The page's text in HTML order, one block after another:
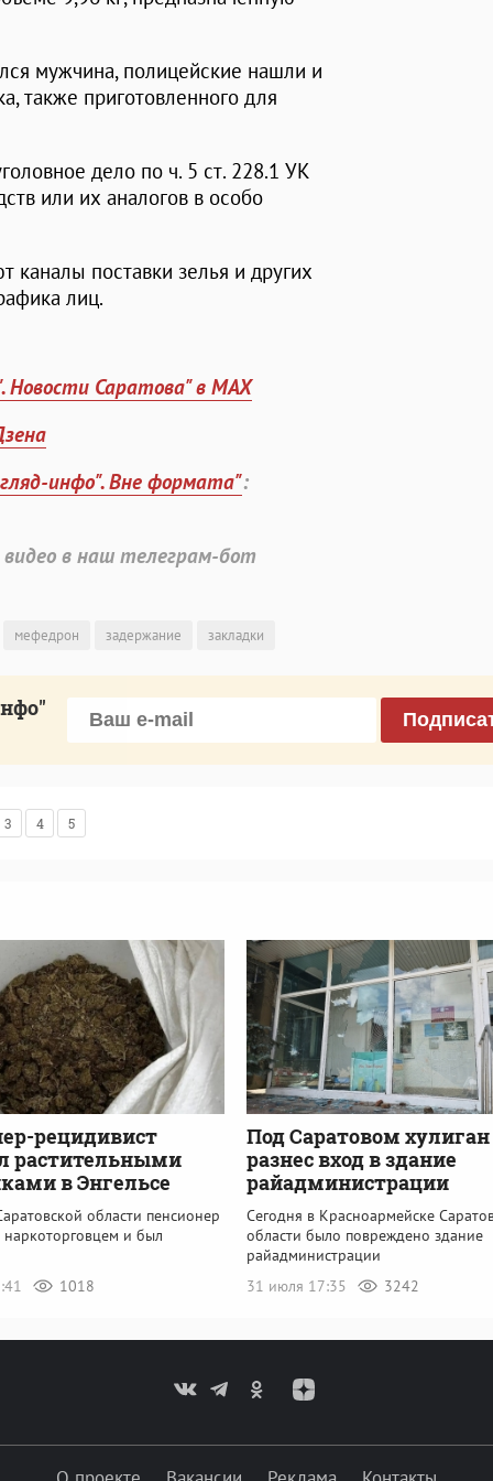
мужчина, полицейские нашли и
также приготовленного для
дело по ч. 5 ст. 228.1 УК
или их аналогов в особо
поставки зелья и других
лиц.
Новости Саратова" в MAX
инфо". Вне формата":
в наш телеграм-бот
мефедрон задержание закладки
3 4 5
рецидивист
растительными
в Энгельсе
области пенсионер
наркоторговцем и был
1018
Под Саратовом хулиган
разнес вход в здание
райадминистрации
Сегодня в Красноармейске
области было повреждено здание
райадминистрации
31 июля 17:35
3242